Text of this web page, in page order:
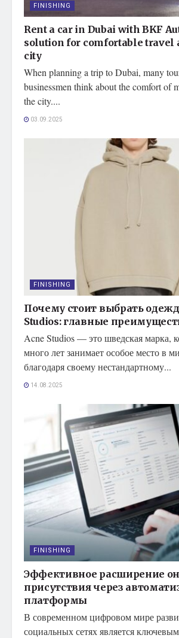
FINISHING
Rent a car in Dubai with BKF
solution for comfortable travel
city
When planning a trip to Dubai, many
businessmen think about the comfort of
the city....
03.09.2025
FINISHING
Почему стоит выбрать
Studios: главные
Acne Studios — это шведская марка,
много лет занимает особое место в
благодаря своему нестандартному...
14.08.2025
FINISHING
Эффективное расширение
присутствия через
платформы
В современном цифровом мире
социальных сетях является